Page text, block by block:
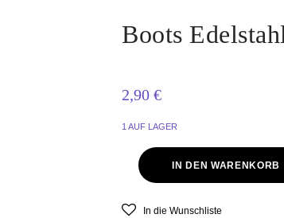
Boots
2,90 €
1 AUF LAGER
IN DEN WARENKORB
In die Wunschliste